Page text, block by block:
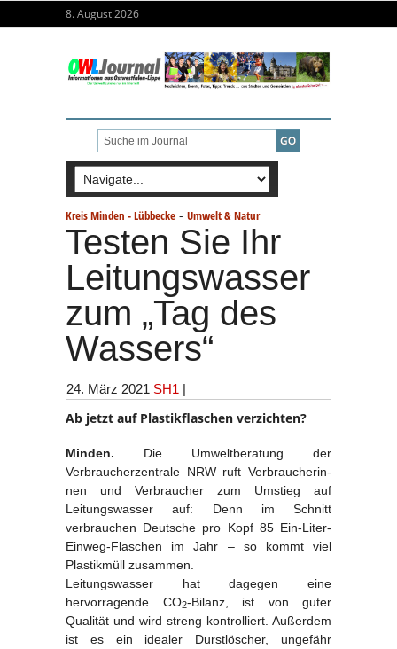
8. August 2026
Kreis Minden - Lübbecke - Umwelt & Natur
Testen Sie Ihr
Leitungswasser
zum „Tag des
Wassers“
24. März 2021 SH1 |
Ab jetzt auf Plastikflaschen verzichten?
Minden. Die Umweltberatung der
Verbraucherzentrale NRW ruft Verbraucherin­
nen und Verbraucher zum Umstieg auf
Leitungswasser auf: Denn im Schnitt
verbrauchen Deutsche pro Kopf 85 Ein-Liter-
Einweg-Flaschen im Jahr – so kommt viel
Plastikmüll zusammen.
Leitungswasser hat dagegen eine
hervorragende CO2-Bilanz, ist von gu­ter
Qualität und wird streng kontrolliert. Außerdem
ist es ein idealer Durstlöscher, ungefähr